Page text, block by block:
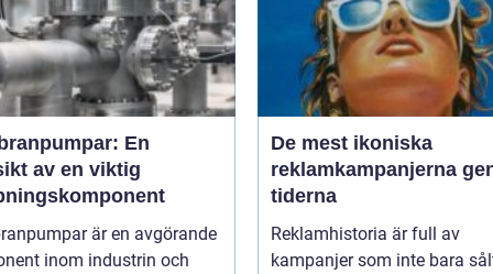
En
av en viktig
är en avgörande
inom industrin och
De mest ikoniska
reklamkampanjerna
tiderna
Reklamhistoria är full av
kampanjer som inte bara